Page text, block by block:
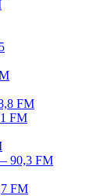
FM
FM
90,3 FM
FM